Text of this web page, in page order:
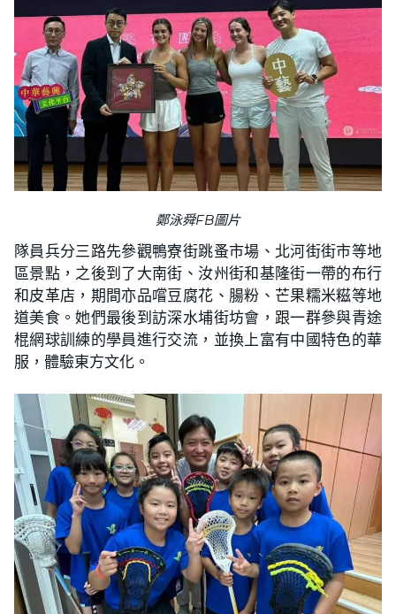
鄭泳舜FB圖片
隊員兵分三路先參觀鴨寮街跳蚤市場、北河街街市等地
區景點，之後到了大南街、汝州街和基隆街一帶的布行
和皮革店，期間亦品嚐豆腐花、腸粉、芒果糯米糍等地
道美食。她們最後到訪深水埔街坊會，跟一群參與青途
棍網球訓練的學員進行交流，並換上富有中國特色的華
服，體驗東方文化。